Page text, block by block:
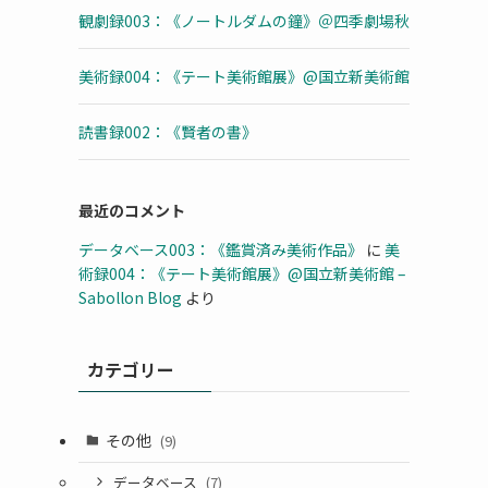
観劇録003：《ノートルダムの鐘》＠四季劇場秋
美術録004：《テート美術館展》@国立新美術館
読書録002：《賢者の書》
最近のコメント
データベース003：《鑑賞済み美術作品》 に 美
術録004：《テート美術館展》@国立新美術館 –
Sabollon Blog より
カテゴリー
その他 (9)
データベース (7)